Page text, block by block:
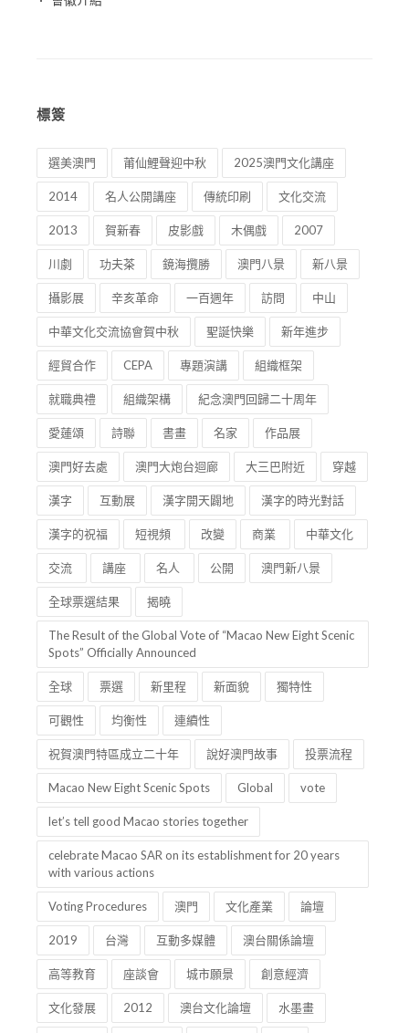
標簽
選美澳門 莆仙鯉聲迎中秋 2025澳門文化講座
2014 名人公開講座 傳統印刷 文化交流
2013 賀新春 皮影戲 木偶戲 2007
川劇 功夫茶 鏡海攬勝 澳門八景 新八景
攝影展 辛亥革命 一百週年 訪問 中山
中華文化交流協會賀中秋 聖誕快樂 新年進步
經貿合作 CEPA 專題演講 組織框架
就職典禮 組織架構 紀念澳門回歸二十周年
愛蓮頌 詩聯 書畫 名家 作品展
澳門好去處 澳門大炮台迴廊 大三巴附近 穿越
漢字 互動展 漢字開天闢地 漢字的時光對話
漢字的祝福 短視頻 改變 商業 中華文化
交流 講座 名人 公開 澳門新八景
全球票選結果 揭曉
The Result of the Global Vote of “Macao New Eight Scenic
Spots” Officially Announced
全球 票選 新里程 新面貌 獨特性
可觀性 均衡性 連續性
祝賀澳門特區成立二十年 說好澳門故事 投票流程
Macao New Eight Scenic Spots Global vote
let’s tell good Macao stories together
celebrate Macao SAR on its establishment for 20 years
with various actions
Voting Procedures 澳門 文化產業 論壇
2019 台灣 互動多媒體 澳台關係論壇
高等教育 座談會 城市願景 創意經濟
文化發展 2012 澳台文化論壇 水墨畫